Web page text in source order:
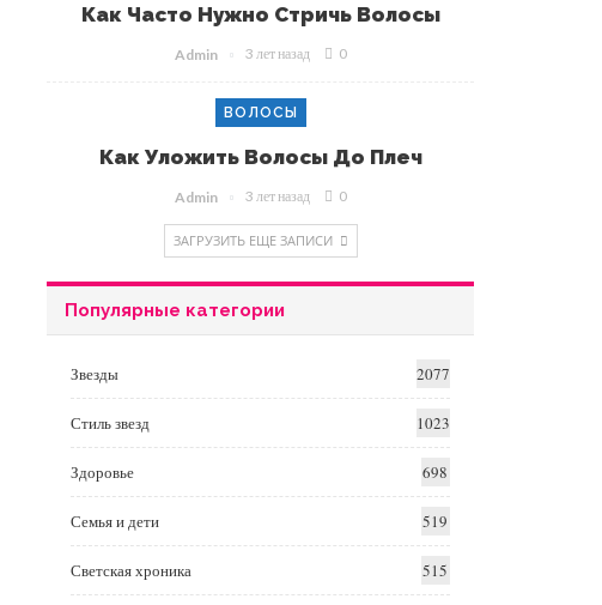
Как Часто Нужно Стричь Волосы
Admin 3 лет назад 0
ВОЛОСЫ
Как Уложить Волосы До Плеч
Admin 3 лет назад 0
ЗАГРУЗИТЬ ЕЩЕ ЗАПИСИ
Популярные категории
Звезды 2077
Стиль звезд 1023
Здоровье 698
Семья и дети 519
Светская хроника 515